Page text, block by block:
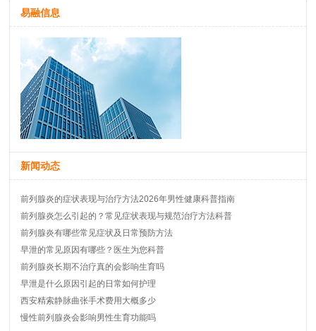
易融信息
新闻动态
前列腺炎的症状表现与治疗方法2026年男性健康科普指南
前列腺炎怎么引起的？常见症状表现与规范治疗方法科普
前列腺炎有哪些常见症状及日常预防方法
早泄的常见原因有哪些？医生为您科普
前列腺炎长期不治疗真的会影响生育吗
早泄是什么原因引起的日常如何护理
西安精索静脉曲张手术费用大概多少
慢性前列腺炎会影响男性生育功能吗